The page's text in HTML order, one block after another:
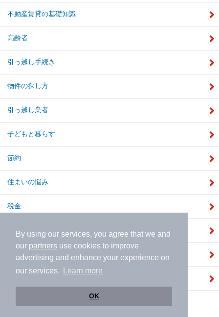
By using our services, you agree that we and
our partners use cookies to improve
advertising and enhance your experience on
our services.
Learn more
OK
不動産賃貸の基礎知識
高齢者
引っ越し手続き
物件の探し方
引っ越し業者
子どもと暮らす
節約
住まいの悩み
税金
補助金
注文住宅